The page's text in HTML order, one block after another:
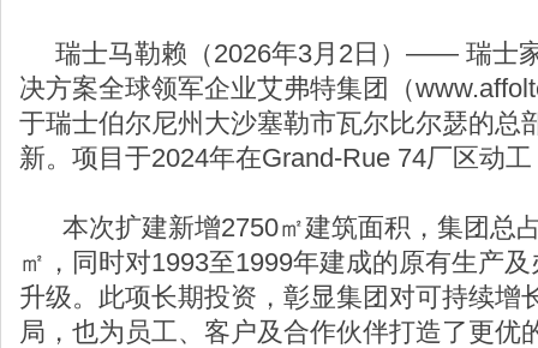
瑞士马勒赖（2026年3月2日）—— 瑞士
决方案全球领军企业艾弗特集团（
于瑞士伯尔尼州大沙塞勒市瓦尔比尔瑟的总
新。项目于2024年在Grand-Rue 74厂区动
本次扩建新增2750㎡建筑面积，集团总
㎡，同时对1993至1999年建成的原有生产
升级。此项长期投资，彰显集团对可持续增
局，也为员工、客户及合作伙伴打造了更优